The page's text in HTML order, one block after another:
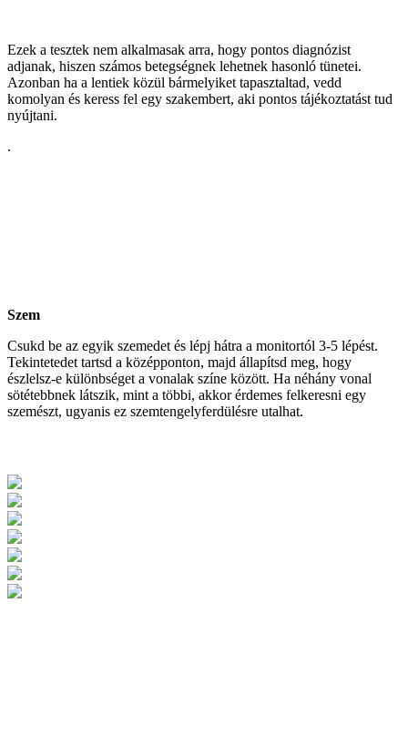
Ezek a tesztek nem alkalmasak arra, hogy pontos diagnózist
adjanak, hiszen számos betegségnek lehetnek hasonló tünetei.
Azonban ha a lentiek közül bármelyiket tapasztaltad, vedd
komolyan és keress fel egy szakembert, aki pontos tájékoztatást tud
nyújtani.
.
Szem
Csukd be az egyik szemedet és lépj hátra a monitortól 3-5 lépést.
Tekintetedet tartsd a középponton, majd állapítsd meg, hogy
észlelsz-e különbséget a vonalak színe között. Ha néhány vonal
sötétebbnek látszik, mint a többi, akkor érdemes felkeresni egy
szemészt, ugyanis ez szemtengelyferdülésre utalhat.